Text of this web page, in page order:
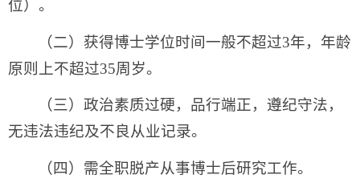
位）。
（二）获得博士学位时间一般不超过3年，年龄
原则上不超过35周岁。
（三）政治素质过硬，品行端正，遵纪守法，
无违法违纪及不良从业记录。
（四）需全职脱产从事博士后研究工作。